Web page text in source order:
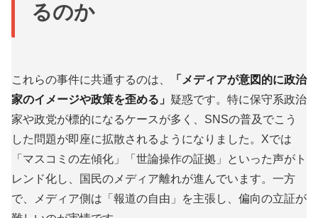
るのか
これらの事件に共通するのは、
「メディアが意図的に政治
家のイメージや政策を歪める」 疑惑です。特に保守系政治
家や政党が標的になるケースが多く、SNSの普及でこう
した問題が即座に拡散されるようになりました。Xでは
「マスコミの左傾化」「世論操作の証拠」といった声がト
レンド化し、国民のメディア離れが進んでいます。一方
で、メディア側は「報道の自由」を主張し、偏向の立証が